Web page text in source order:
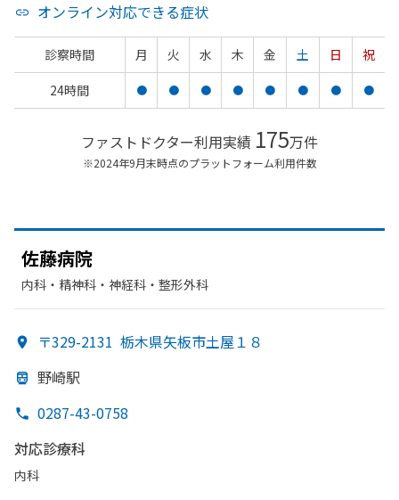
オンライン対応できる症状
診察時間 月 火 水 木 金 土 日
祝
24時間
● ● ● ● ● ● ● ●
ファストドクター利用実績 175万件
※2024年9月末時点のプラットフォーム利用件数
佐藤病院
内科・​精神科・神経科・​整形外科
〒329-2131 栃木県矢板市土屋１８
野崎駅
0287-43-0758
対応診療科
内科